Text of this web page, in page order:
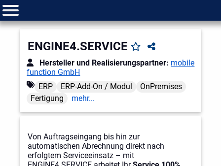
ENGINE4.SERVICE
Hersteller und Realisierungspartner: mobile
function GmbH
ERP
ERP-Add-On / Modul
OnPremises
Fertigung
mehr...
Von Auftragseingang bis hin zur
automatischen Abrechnung direkt nach
erfolgtem Serviceeinsatz – mit